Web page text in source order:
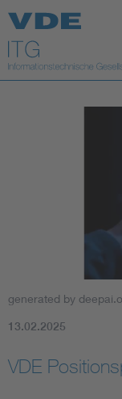
Top Themen
Fokusthemen
generated by
13.02.2025
VDE